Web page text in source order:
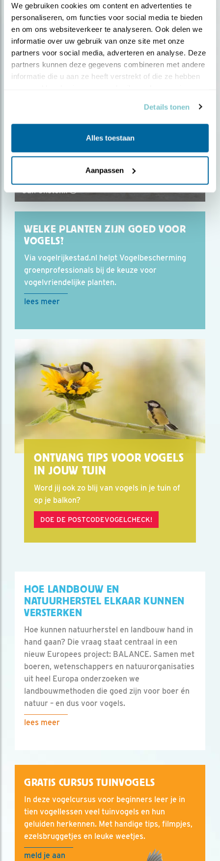
We gebruiken cookies om content en advertenties te
personaliseren, om functies voor social media te bieden
en om ons websiteverkeer te analyseren. Ook delen we
informatie over uw gebruik van onze site met onze
partners voor social media, adverteren en analyse. Deze
partners kunnen deze gegevens combineren met andere
informatie die u aan ze heeft verstrekt of die ze hebben
Details tonen
Alles toestaan
Aanpassen
Jan Onstenk
WELKE PLANTEN ZIJN GOED VOOR
VOGELS?
Via vogelrijkestad.nl helpt Vogelbescherming
groenprofessionals bij de keuze voor
vogelvriendelijke planten.
lees meer
ONTVANG TIPS VOOR VOGELS
IN JOUW TUIN
Word jij ook zo blij van vogels in je tuin of
op je balkon?
DOE DE POSTCODEVOGELCHECK!
HOE LANDBOUW EN
NATUURHERSTEL ELKAAR KUNNEN
VERSTERKEN
Hoe kunnen natuurherstel en landbouw hand in
hand gaan? Die vraag staat centraal in een
nieuw Europees project: BALANCE. Samen met
boeren, wetenschappers en natuurorganisaties
uit heel Europa onderzoeken we
landbouwmethoden die goed zijn voor boer én
natuur – en dus voor vogels.
lees meer
GRATIS CURSUS TUINVOGELS
In deze vogelcursus voor beginners leer je in
tien vogellessen veel tuinvogels en hun
geluiden herkennen. Met handige tips, filmpjes,
ezelsbruggetjes en leuke weetjes.
meld je aan